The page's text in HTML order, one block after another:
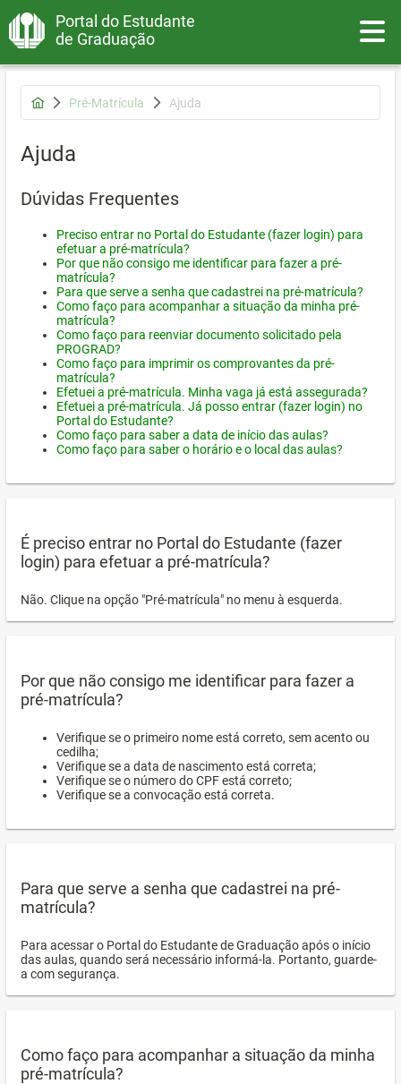
Portal do Estudante
de Graduação
Pré-Matrícula Ajuda
Ajuda
Dúvidas Frequentes
Preciso entrar no Portal do Estudante (fazer login) para
efetuar a pré-matrícula?
Por que não consigo me identificar para fazer a pré-
matrícula?
Para que serve a senha que cadastrei na pré-matrícula?
Como faço para acompanhar a situação da minha pré-
matrícula?
Como faço para reenviar documento solicitado pela
PROGRAD?
Como faço para imprimir os comprovantes da pré-
matrícula?
Efetuei a pré-matrícula. Minha vaga já está assegurada?
Efetuei a pré-matrícula. Já posso entrar (fazer login) no
Portal do Estudante?
Como faço para saber a data de início das aulas?
Como faço para saber o horário e o local das aulas?
É preciso entrar no Portal do Estudante (fazer
login) para efetuar a pré-matrícula?
Não. Clique na opção "Pré-matrícula" no menu à esquerda.
Por que não consigo me identificar para fazer a
pré-matrícula?
Verifique se o primeiro nome está correto, sem acento ou
cedilha;
Verifique se a data de nascimento está correta;
Verifique se o número do CPF está correto;
Verifique se a convocação está correta.
Para que serve a senha que cadastrei na pré-
matrícula?
Para acessar o Portal do Estudante de Graduação após o início
das aulas, quando será necessário informá-la. Portanto, guarde-
a com segurança.
Como faço para acompanhar a situação da minha
pré-matrícula?